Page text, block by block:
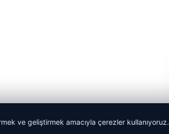
ve geliştirmek amacıyla çerezler kullanıyoruz.